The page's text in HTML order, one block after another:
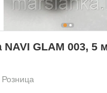
NAVI GLAM 003, 5
Розница